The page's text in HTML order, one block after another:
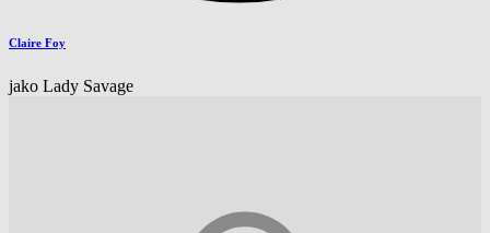
Claire Foy
jako Lady Savage